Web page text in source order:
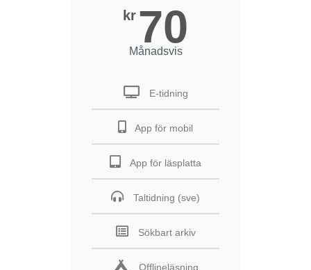
kr 70
Månadsvis
E-tidning
App för mobil
App för läsplatta
Taltidning (sve)
Sökbart arkiv
Offlineläsning